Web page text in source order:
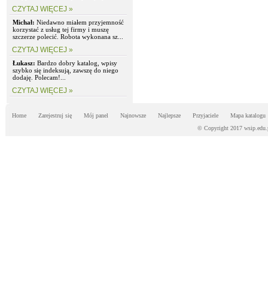
CZYTAJ WIĘCEJ »
Michał: Niedawno miałem przyjemność
korzystać z usług tej firmy i muszę
szczerze polecić. Robota wykonana sz...
CZYTAJ WIĘCEJ »
Łukasz: Bardzo dobry katalog, wpisy
szybko się indeksują, zawszę do niego
dodaję. Polecam!...
CZYTAJ WIĘCEJ »
Home Zarejestruj się Mój panel Najnowsze Najlepsze Przyjaciele
Mapa katalogu
© Copyright 2017